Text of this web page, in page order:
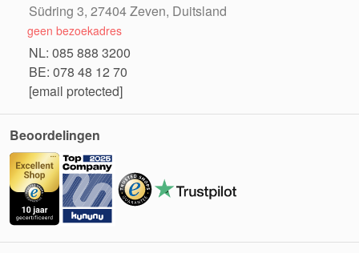
Südring 3, 27404 Zeven, Duitsland
geen bezoekadres
NL: 085 888 3200
BE: 078 48 12 70
[email protected]
Beoordelingen